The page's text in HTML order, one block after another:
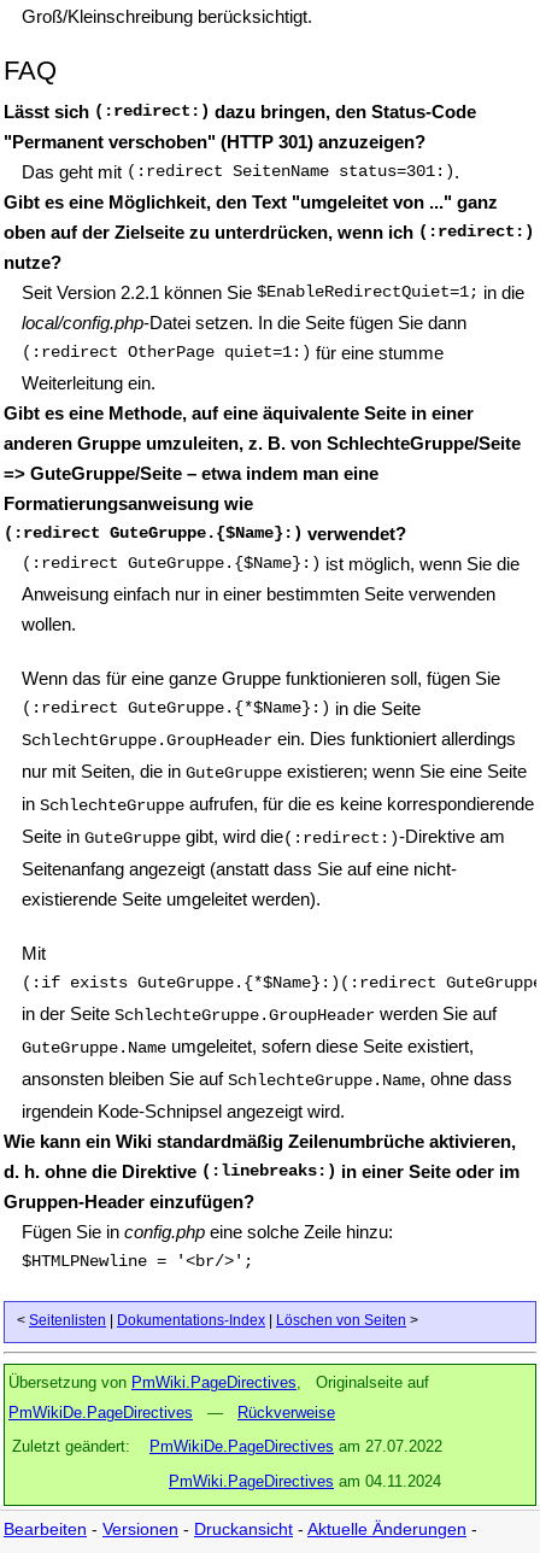
Groß/Kleinschreibung berücksichtigt.
FAQ
Lässt sich (:redirect:) dazu bringen, den Status-Code
"Permanent verschoben" (HTTP 301) anzuzeigen?
Das geht mit (:redirect SeitenName status=301:).
Gibt es eine Möglichkeit, den Text "umgeleitet von ..." ganz
oben auf der Zielseite zu unterdrücken, wenn ich (:redirect:)
nutze?
Seit Version 2.2.1 können Sie $EnableRedirectQuiet=1; in die
local/config.php-Datei setzen. In die Seite fügen Sie dann
(:redirect OtherPage quiet=1:) für eine stumme
Weiterleitung ein.
Gibt es eine Methode, auf eine äquivalente Seite in einer
anderen Gruppe umzuleiten, z. B. von SchlechteGruppe/Seite
=> GuteGruppe/Seite – etwa indem man eine
Formatierungsanweisung wie
(:redirect GuteGruppe.{$Name}:) verwendet?
(:redirect GuteGruppe.{$Name}:) ist möglich, wenn Sie die
Anweisung einfach nur in einer bestimmten Seite verwenden
wollen.
Wenn das für eine ganze Gruppe funktionieren soll, fügen Sie
(:redirect GuteGruppe.{*$Name}:) in die Seite
SchlechtGruppe.GroupHeader ein. Dies funktioniert allerdings
nur mit Seiten, die in GuteGruppe existieren; wenn Sie eine Seite
in SchlechteGruppe aufrufen, für die es keine korrespondierende
Seite in GuteGruppe gibt, wird die(:redirect:)-Direktive am
Seitenanfang angezeigt (anstatt dass Sie auf eine nicht-
existierende Seite umgeleitet werden).
Mit
(:if exists GuteGruppe.{*$Name}:)(:redirect
in der Seite SchlechteGruppe.GroupHeader werden Sie auf
GuteGruppe.Name umgeleitet, sofern diese Seite existiert,
ansonsten bleiben Sie aufSchlechteGruppe.Name, ohne dass
irgendein Kode-Schnipsel angezeigt wird.
Wie kann ein Wiki standardmäßig Zeilenumbrüche aktivieren,
d. h. ohne die Direktive (:linebreaks:) in einer Seite oder im
Gruppen-Header einzufügen?
Fügen Sie in config.php eine solche Zeile hinzu:
$HTMLPNewline = '<br/>';
< Seitenlisten | Dokumentations-Index | Löschen von Seiten >
Übersetzung von PmWiki.PageDirectives , Originalseite auf
PmWikiDe.PageDirectives —
Rückverweise
Zuletzt geändert:
PmWikiDe.PageDirectives am 27.07.2022
PmWiki.PageDirectives am 04.11.2024
Bearbeiten - Versionen - Druckansicht - Aktuelle Änderungen -